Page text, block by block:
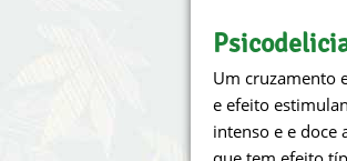
SPLIFF SEEDS
Ace Seeds
Anaconda Seeds
Um cruzamento
e efeito
intenso e e doce